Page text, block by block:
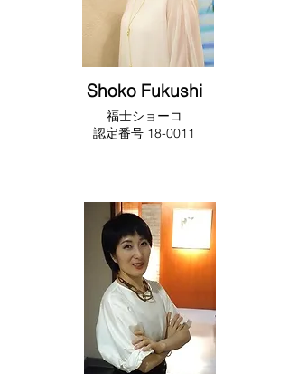
Shoko Fukushi
福士ショーコ
​​認定番号 18-0011